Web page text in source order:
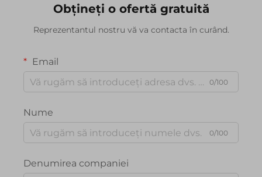
Obțineți o ofertă gratuită
Reprezentantul nostru vă va contacta în curând.
Email
0/100
Nume
0/100
Denumirea companiei